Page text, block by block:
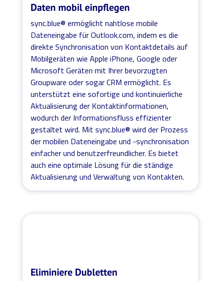
Daten mobil einpflegen
sync.blue® ermöglicht nahtlose mobile
Dateneingabe für Outlook.com, indem es die
direkte Synchronisation von Kontaktdetails auf
Mobilgeräten wie Apple iPhone, Google oder
Microsoft Geräten mit Ihrer bevorzugten
Groupware oder sogar CRM ermöglicht. Es
unterstützt eine sofortige und kontinuierliche
Aktualisierung der Kontaktinformationen,
wodurch der Informationsfluss effizienter
gestaltet wird. Mit sync.blue® wird der Prozess
der mobilen Dateneingabe und -synchronisation
einfacher und benutzerfreundlicher. Es bietet
auch eine optimale Lösung für die ständige
Aktualisierung und Verwaltung von Kontakten.
Eliminiere Dubletten